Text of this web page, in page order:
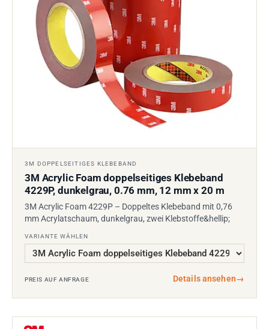
3M DOPPELSEITIGES KLEBEBAND
3M Acrylic Foam doppelseitiges Klebeband
4229P, dunkelgrau, 0.76 mm, 12 mm x 20 m
3M Acrylic Foam 4229P – Doppeltes Klebeband mit 0,76
mm Acrylatschaum, dunkelgrau, zwei Klebstoffe&hellip;
VARIANTE WÄHLEN
PREIS AUF ANFRAGE Details ansehen→